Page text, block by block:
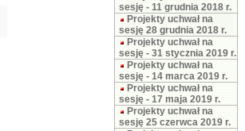
sesję - 11 grudnia 2018 r.
Projekty uchwał na
sesję 28 grudnia 2018 r.
Projekty uchwał na
sesję - 31 stycznia 2019 r.
Projekty uchwał na
sesję - 14 marca 2019 r.
Projekty uchwał na
sesję - 17 maja 2019 r.
Projekty uchwał na
sesję 25 czerwca 2019 r.